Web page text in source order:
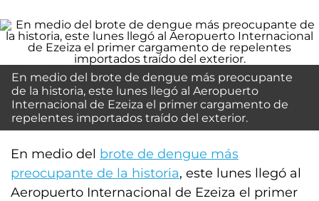
En medio del brote de dengue más preocupante
de la historia, este lunes llegó al Aeropuerto
Internacional de Ezeiza el primer cargamento de
repelentes importados traído del exterior.
En medio del brote de dengue más
preocupante de la historia, este lunes llegó al
Aeropuerto Internacional de Ezeiza el primer